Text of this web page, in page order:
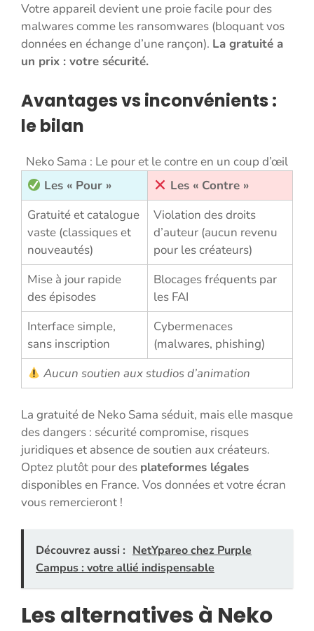
Votre appareil devient une proie facile pour des
malwares comme les ransomwares (bloquant vos
données en échange d’une rançon). La gratuité a
un prix : votre sécurité.
Avantages vs inconvénients :
le bilan
Neko Sama : Le pour et le contre en un coup d’œil
Les « Pour »
Les « Contre »
Gratuité et catalogue
vaste (classiques et
nouveautés)
Violation des droits
d’auteur (aucun revenu
pour les créateurs)
Mise à jour rapide
des épisodes
Blocages fréquents par
les FAI
Interface simple,
sans inscription
Cybermenaces
(malwares, phishing)
Aucun soutien aux studios d’animation
La gratuité de Neko Sama séduit, mais elle masque
des dangers : sécurité compromise, risques
juridiques et absence de soutien aux créateurs.
Optez plutôt pour des plateformes légales
disponibles en France. Vos données et votre écran
vous remercieront !
Découvrez aussi : NetYpareo chez Purple
Campus : votre allié indispensable
Les alternatives à Neko